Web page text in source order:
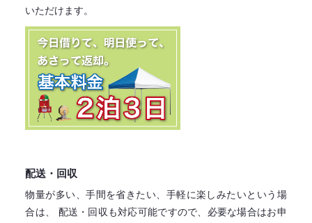
いただけます。
配送・回収
物量が多い、手間を省きたい、手軽に楽しみたいという場
合は、
配送・回収も対応可能ですので、必要な場合はお申